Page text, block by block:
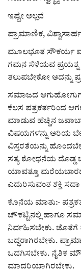
ಇಷ್ಟೇ ಅಲ್ಲದೆ
ಪ್ರಾಮಾಣಿಕ,
ಮೂಲಭೂತ ಸೌಕರ್ಯ
ಗಮನ ಸೆಳೆಯವ ಪ್ರಯತ್ನ
ತಲುಪಬೇಕೋ ಅದನ್ನು
ಸಮಾಜದ
ಕೆಲಸ ಪತ್ರಕರ್ತರಿಂದ
ಮಾಡುವ ಹೆಚ್ಚಿನ
ವಿಷಯಗಳನ್ನು ಅರಿಯ
ವಿಸ್ತರತೆಯನ್ನು
ಸತ್ಯ ಶೋಧನೆಯ ದೊಡ್ಡ
ಯಾವತ್ತೂ
ಎದುರಿಸುವಂತ ಶಕ್ತಿ
ಕೊನೆಯ ಮಾತು:-
ಚೌಕಟ್ಟಿನಲ್ಲಿ ಹಾಗೂ
ನಿರ್ವಹಿಸಬೇಕು. ಜೊತೆಗೆ
ಬದ್ಧರಾಗಿರಬೇಕು.
ಒದಗಿಸಬೇಕು. ನೈತಿಕ
ಮಾದರಿಯಾಗಿರಬೇಕು.